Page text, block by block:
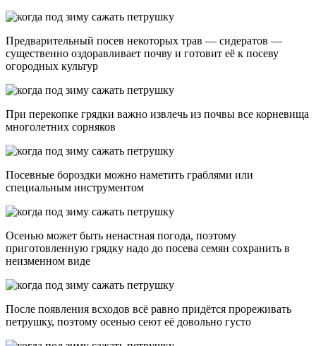
Предварительный посев некоторых трав — сидератов —
существенно оздоравливает почву и готовит её к посеву
огородных культур
При перекопке грядки важно извлечь из почвы все корневища
многолетних сорняков
Посевные бороздки можно наметить граблями или
специальным инструментом
Осенью может быть ненастная погода, поэтому
приготовленную грядку надо до посева семян сохранить в
неизменном виде
После появления всходов всё равно придётся прореживать
петрушку, поэтому осенью сеют её довольно густо